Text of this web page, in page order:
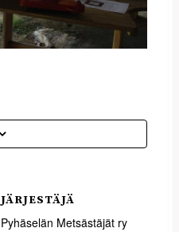
JÄRJESTÄJÄ
Pyhäselän Metsästäjät ry